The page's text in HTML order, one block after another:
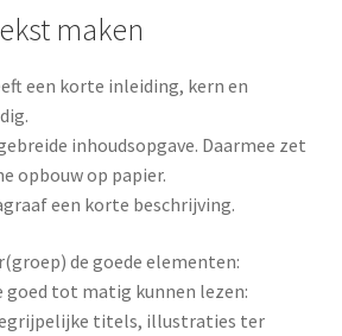
maken
een korte inleiding, kern en
inhoudsopgave. Daarmee zet
opbouw op papier.
een korte beschrijving.
de goede elementen:
goed tot matig kunnen lezen:
titels, illustraties ter